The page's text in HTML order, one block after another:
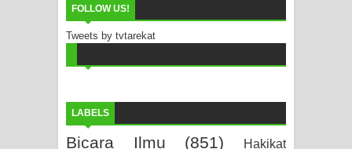
FOLLOW US!
Tweets by tvtarekat
LABELS
Bicara Ilmu (851)
Hakikat